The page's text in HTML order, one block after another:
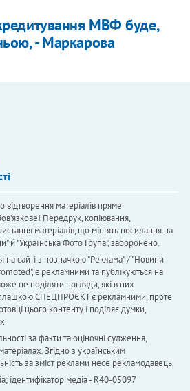
МВФ буде,
- Маркарова
відтворення матеріалів пряме
Передрук, копіювання,
матеріалів, що містять посилання на
й "Українська Фото Група", заборонено.
на сайті з позначкою "Реклама" / "Новини
є рекламними та публікуються на
не поділяти погляди, які в них
плашкою СПЕЦПРОЄКТ є рекламними, проте
цього контенту і поділяє думки,
за факти та оціночні судження,
Згідно з українським
за зміст реклами несе рекламодавець.
ідентифікатор медіа - R40-05097